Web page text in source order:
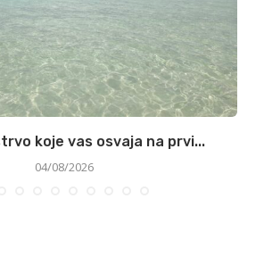
koje vas osvaja na prvi...
04/08/2026